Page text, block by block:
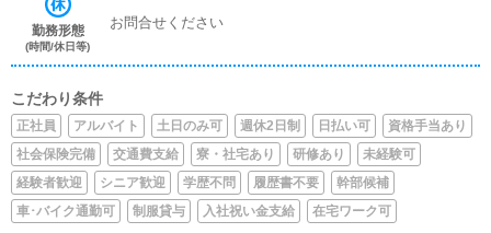
勤務形態
(時間/休日等)
お問合せください
こだわり条件
正社員 アルバイト 土日のみ可 週休2日制 日払い可
資格手当あり
社会保険完備
交通費支給 寮・社宅あり 研修あり
未経験可
経験者歓迎
シニア歓迎 学歴不問 履歴書不要
幹部候補
車･バイク通勤可
制服貸与 入社祝い金支給 在宅ワーク可